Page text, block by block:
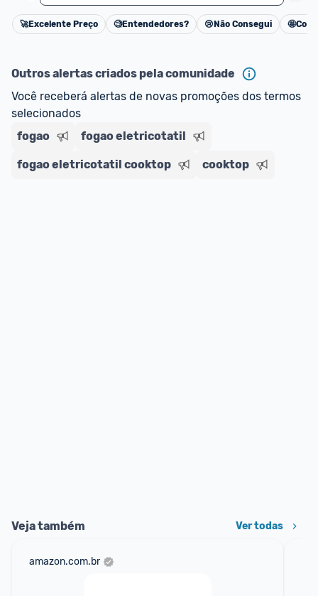
Cancelar
🚀Excelente Preço 🧐Entendedores? 😢 Não Consegui 🤩
Outros alertas criados pela comunidade
Você receberá alertas de novas promoções dos termos
selecionados
fogao
fogao eletricotatil
fogao eletricotatil cooktop cooktop
Veja também Ver todas
amazon.com.br